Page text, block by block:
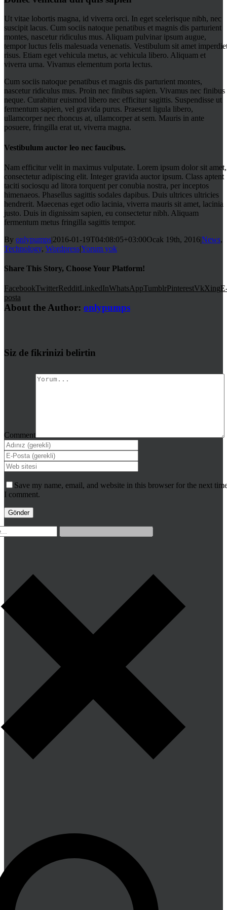
Ut vitae lobortis magna, id viverra orci. In eget scelerisque nibh, nec
suscipit lacus. Cum sociis natoque penatibus et magnis dis parturient
montes, nascetur ridiculus mus. Aliquam pulvinar ipsum augue,
tempor luctus felis malesuada venenatis. Vestibulum sit amet
risus. Etiam eget vehicula metus, ac vehicula libero. Aliquam et
viverra urna. Vivamus elementum porta lectus.
Cum sociis natoque penatibus et magnis dis parturient montes,
nascetur ridiculus mus. Proin nec finibus sapien. Vivamus nec finibus
neque. Curabitur euismod libero nec efficitur sagittis. Suspendisse ut
fermentum sapien, vel gravida purus. Praesent ligula libero,
ullamcorper nec rhoncus at, ullamcorper at sem. Mauris in ante
posuere, fringilla erat ut, viverra magna.
Vestibulum auctor leo nec faucibus.
Nam efficitur velit in maximus vulputate. Lorem ipsum dolor sit amet,
consectetur adipiscing elit. Integer gravida auctor ipsum. Class aptent
taciti sociosqu ad litora torquent per conubia nostra, per inceptos
himenaeos. Phasellus sagittis sodales dapibus. Duis ultrices ultricies
hendrerit. Maecenas eget odio lacinia, viverra mauris sit amet, lacinia
justo. Duis in dignissim sapien, eu consectetur nibh. Aliquam
fermentum metus fringilla sagittis tempor.
By onlypumps|2016-01-19T04:08:05+03:00Ocak 19th, 2016|News,
Technology, Wordpress|Yorum yok
Share This Story, Choose Your Platform!
FacebookTwitterRedditLinkedInWhatsAppTumblrPinterestVkXing
posta
About the Author: onlypumps
Siz de fikrinizi belirtin
Comment
Save my name, email, and website in this browser for the next
I comment.